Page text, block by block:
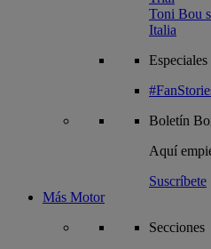
Toni Bou
Italia
Especiales
Boletín
Aquí
Suscríbete
Más Motor
Secciones